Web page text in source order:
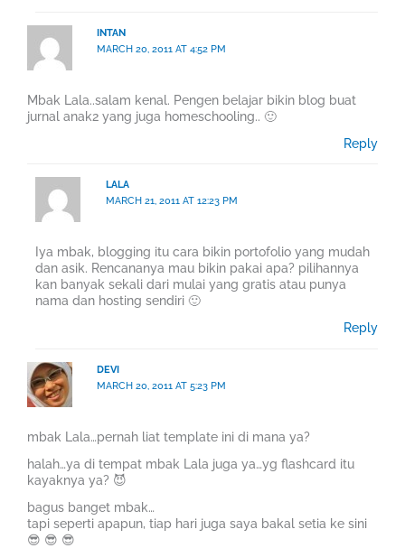
INTAN
MARCH 20, 2011 AT 4:52 PM
Mbak Lala..salam kenal. Pengen belajar bikin blog buat
jurnal anak2 yang juga homeschooling.. 🙂
Reply
LALA
MARCH 21, 2011 AT 12:23 PM
Iya mbak, blogging itu cara bikin portofolio yang mudah
dan asik. Rencananya mau bikin pakai apa? pilihannya
kan banyak sekali dari mulai yang gratis atau punya
nama dan hosting sendiri 🙂
Reply
DEVI
MARCH 20, 2011 AT 5:23 PM
mbak Lala…pernah liat template ini di mana ya?
halah…ya di tempat mbak Lala juga ya…yg flashcard itu
kayaknya ya? 😈
bagus banget mbak…
tapi seperti apapun, tiap hari juga saya bakal setia ke sini
😎 😎 😎